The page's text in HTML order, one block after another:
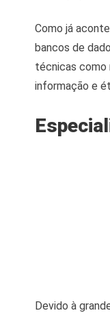
Como já
bancos de
técnicas como
informação e
Devido à